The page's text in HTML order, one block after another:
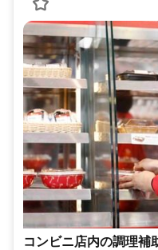
コンビニ店内の調理補